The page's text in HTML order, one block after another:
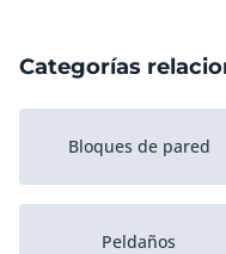
Categorías
Bloques de pared
Peldaños